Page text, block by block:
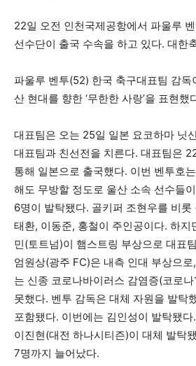
22일 오전 인천국제공항에서 파울루
선수단이 출국 수속을 하고 있다. 대한
파울루 벤투(52) 한국 축구대표팀 감독
산 현대를 향한 ‘무한한 사랑’을 표현했
대표팀은 오는 25일 일본 요코하마 닛
대표팀과 친선전을 치른다. 대표팀은
통해 일본으로 출국했다. 이번 벤투호는
해도 무방할 정도로 울산 소속 선수들
6명이 발탁됐다. 골키퍼 조현우를 비롯
태환, 이동준, 홍철이 주인공이다. 하지
민(토트넘)이 햄스트링 부상으로 대표
엄원상(광주 FC)은 내측 인대 부상으
는 신종 코로나바이러스 감염증(코로
못했다. 벤투 감독은 대체 자원을 발탁
포함됐다. 이번에는 김인성이 발탁됐
이진현(대전 하나시티즌)이 대체 발탁
7명까지 늘어났다.